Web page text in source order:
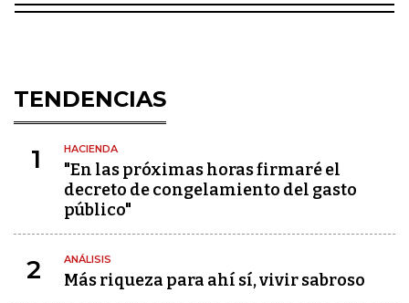
TENDENCIAS
1 HACIENDA
"En las próximas horas firmaré el
decreto de congelamiento del gasto
público"
2 ANÁLISIS
Más riqueza para ahí sí, vivir sabroso